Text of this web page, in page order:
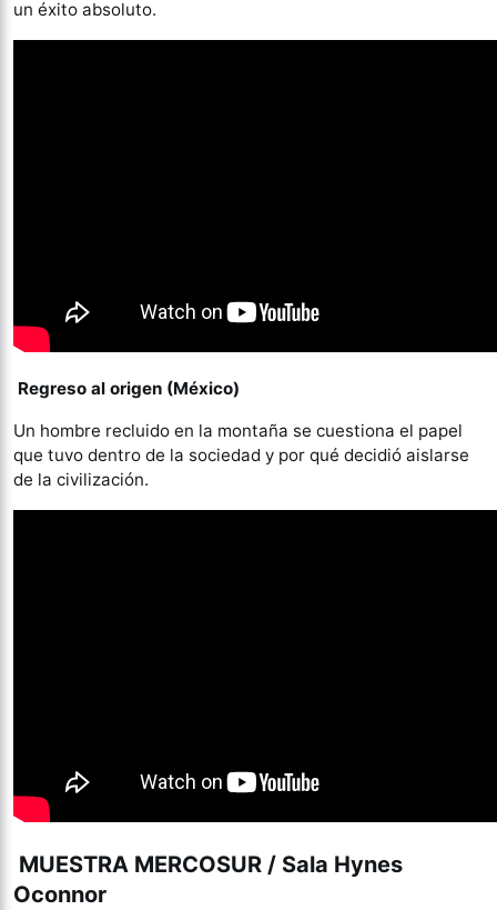
un éxito absoluto.
Regreso al origen (México)
Un hombre recluido en la montaña se cuestiona el papel
que tuvo dentro de la sociedad y por qué decidió aislarse
de la civilización.
MUESTRA MERCOSUR / Sala Hynes
Oconnor